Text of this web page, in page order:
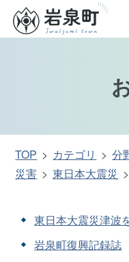
TOP カテゴリ 分
災害
東日本大震災
東日本大震災津波
岩泉町復興記録誌